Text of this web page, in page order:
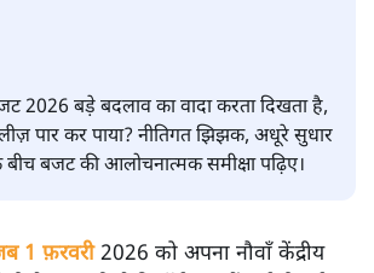
झा